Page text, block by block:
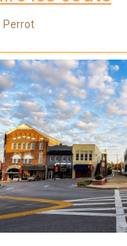
Perrot